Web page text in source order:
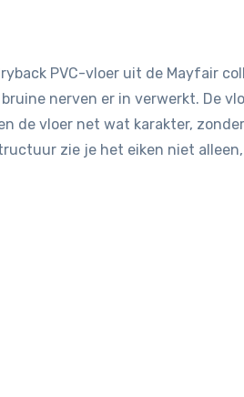
PVC-vloer uit de Mayfair
nerven er in verwerkt. De
de vloer net wat karakter,
zie je het eiken niet